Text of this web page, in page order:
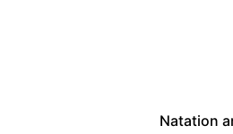
Natation